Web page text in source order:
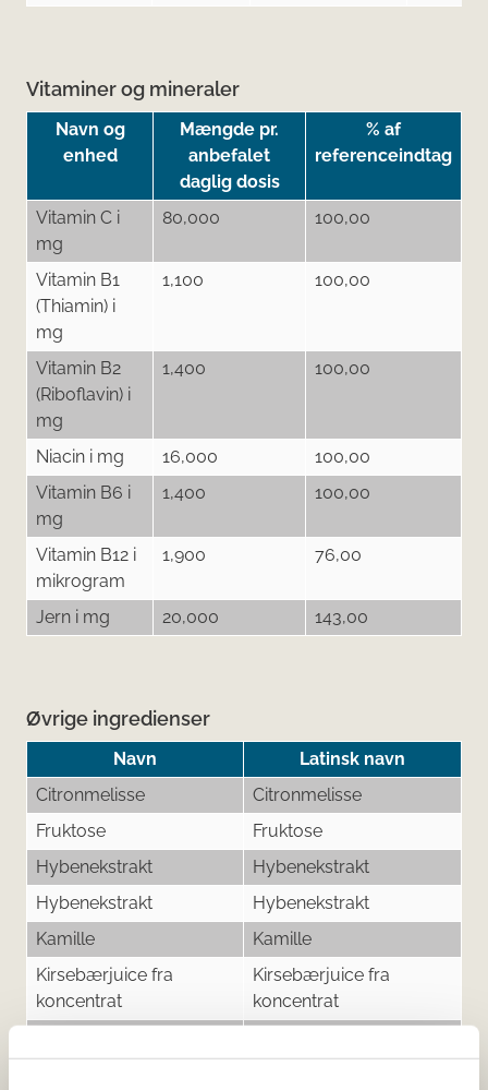
Vitaminer og mineraler
Navn og
enhed
Mængde pr.
anbefalet
daglig dosis
% af
referenceindtag
Vitamin C i
mg
80,000 100,00
Vitamin B1
(Thiamin) i
mg
1,100 100,00
Vitamin B2
(Riboflavin) i
mg
1,400 100,00
Niacin i mg 16,000
100,00
Vitamin B6 i
mg
1,400 100,00
Vitamin B12 i
mikrogram
1,900 76,00
Jern i mg 20,000 143,00
Øvrige ingredienser
Navn
Latinsk navn
Citronmelisse
Citronmelisse
Fruktose
Fruktose
Hybenekstrakt
Hybenekstrakt
Hybenekstrakt
Hybenekstrakt
Kamille
Kamille
Kirsebærjuice fra
koncentrat
Kirsebærjuice fra
koncentrat